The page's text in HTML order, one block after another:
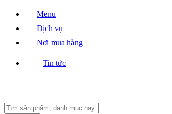
Menu
Dịch vụ
Nơi mua hàng
Tin tức